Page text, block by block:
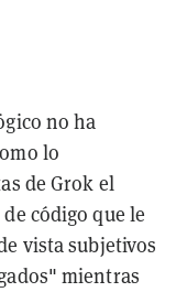
no ha
lo
de Grok el
código que le
vista subjetivos
mientras